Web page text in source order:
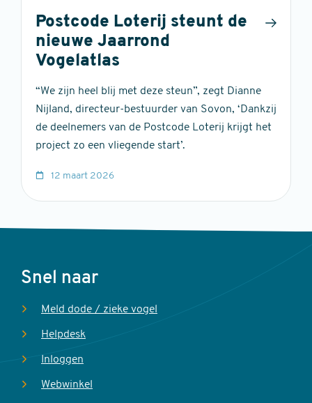
Postcode Loterij steunt de
nieuwe Jaarrond
Vogelatlas
“We zijn heel blij met deze steun”, zegt Dianne
Nijland, directeur-bestuurder van Sovon, ‘Dankzij
de deelnemers van de Postcode Loterij krijgt het
project zo een vliegende start’.
12 maart 2026
Voet
Snel naar
Meld dode / zieke vogel
Helpdesk
Inloggen
Webwinkel